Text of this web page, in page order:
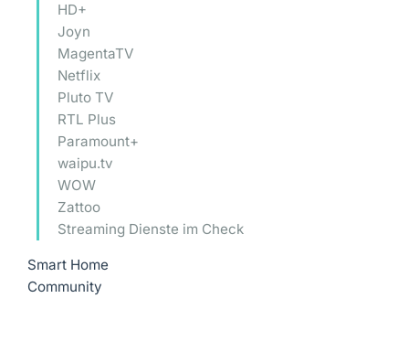
HD+
Joyn
MagentaTV
Netflix
Pluto TV
RTL Plus
Paramount+
waipu.tv
WOW
Zattoo
Streaming Dienste im Check
Smart Home
Community